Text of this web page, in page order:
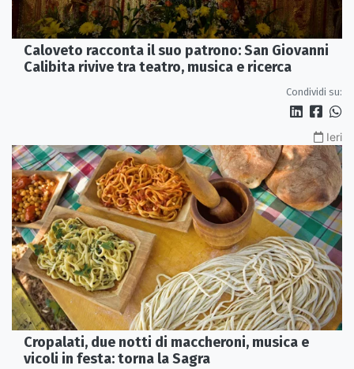
Caloveto racconta il suo patrono: San Giovanni
Calibita rivive tra teatro, musica e ricerca
Condividi su:
Ieri
Cropalati, due notti di maccheroni, musica e
vicoli in festa: torna la Sagra